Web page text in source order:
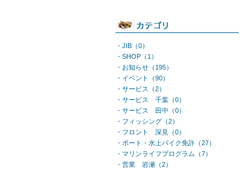
・JIB（0）
・SHOP（1）
・お知らせ（195）
・イベント（90）
・サービス（2）
・サービス 千葉（0）
・サービス 田中（0）
・フィッシング（2）
・フロント 深見（0）
・ボート・水上バイク免許（27）
・マリンライフプログラム（7）
・営業 岩瀬（2）